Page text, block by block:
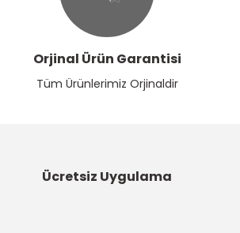
Orjinal Ürün Garantisi
Tüm Ürünlerimiz Orjinaldir
Ücretsiz Uygulama